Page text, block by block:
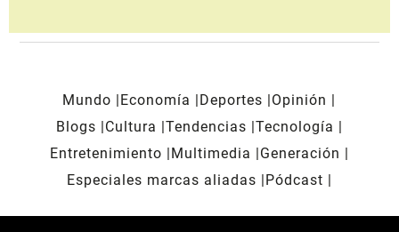
Mundo Economía Deportes
Opinión
Blogs
Cultura Tendencias Tecnología
Entretenimiento
Multimedia
Generación
Especiales marcas aliadas
Pódcast